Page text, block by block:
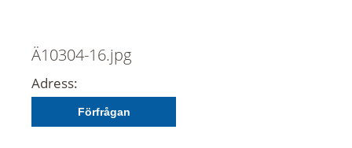
Ä10304-16.jpg
Adress:
Förfrågan